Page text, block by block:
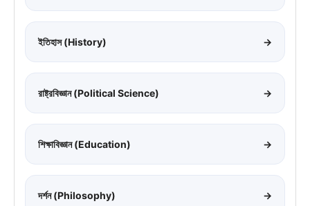
ইতিহাস (History) →
রাষ্ট্রবিজ্ঞান (Political Science) →
শিক্ষাবিজ্ঞান (Education) →
দর্শন (Philosophy) →